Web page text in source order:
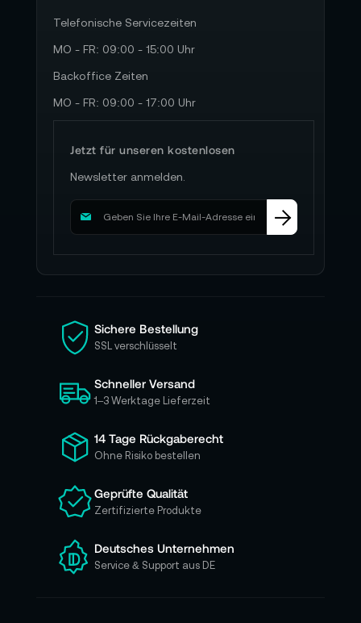
Telefonische Servicezeiten
MO - FR: 09:00 - 15:00 Uhr
Backoffice Zeiten
MO - FR: 09:00 - 17:00 Uhr
Jetzt für unseren kostenlosen
Newsletter anmelden.
M
d
i
e
s
c
h
ü
r
u
e
e
n
N
Sichere Bestellung
SSL verschlüsselt
Schneller Versand
1–3 Werktage Lieferzeit
14 Tage Rückgaberecht
Ohne Risiko bestellen
Geprüfte Qualität
Zertifizierte Produkte
Deutsches Unternehmen
Service & Support aus DE